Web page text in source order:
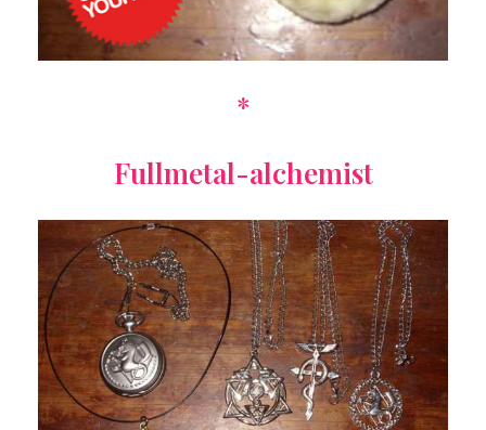
*
Fullmetal-alchemist